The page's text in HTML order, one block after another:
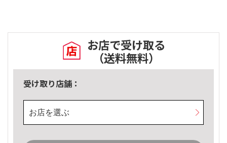
お店で受け取る
（送料無料）
受け取り店舗：
お店を選ぶ